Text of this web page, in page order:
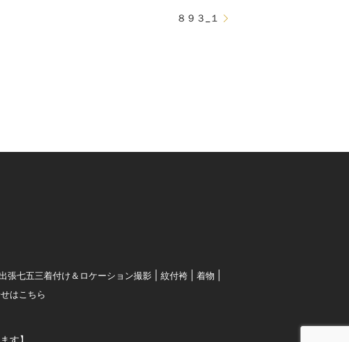
８９３_１
張七五三着付け＆ロケーション撮影 紋付袴
着物
はこちら
す】